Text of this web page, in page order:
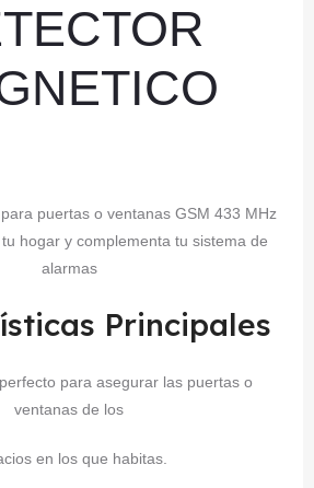
puertas o ventanas GSM 433 MHz
hogar y complementa tu sistema de
alarmas
Principales
para asegurar las puertas o
ventanas de los
en los que habitas.